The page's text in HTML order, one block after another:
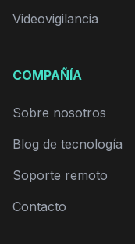
Videovigilancia
COMPAÑÍA
Sobre nosotros
Blog de tecnología
Soporte remoto
Contacto